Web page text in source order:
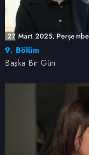
27 Mart 2025, Perşembe
9. Bölüm
Başka Bir Gün